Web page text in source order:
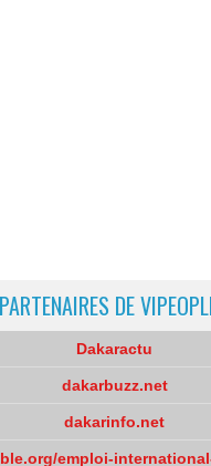
DE
Dakaractu
dakarbuzz.net
dakarinfo.net
emploi-